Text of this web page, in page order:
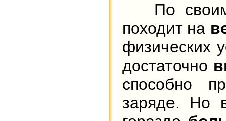
По своим
походит на
физических
достаточно
способно
заряде. Но